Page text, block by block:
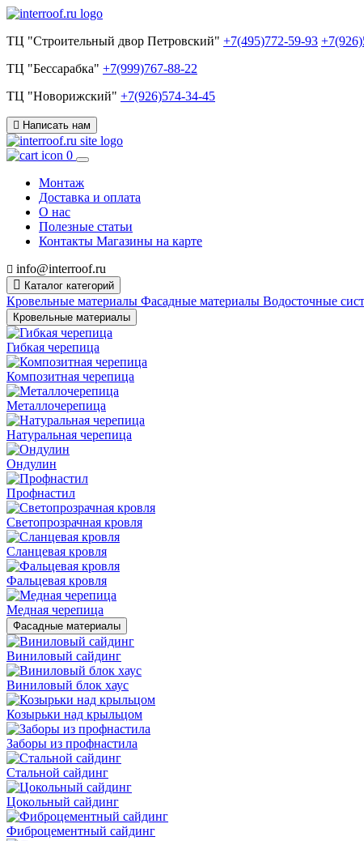
ТЦ "Строительный двор Петровский" +7(495)772-59-93
ТЦ "Бессарабка" +7(999)767-88-22
ТЦ "Новорижский" +7(926)574-34-45
Написать нам
0
Монтаж
Доставка и оплата
О нас
Полезные статьи
Контакты Магазины на карте
info@interroof.ru
Каталог категорий
Кровельные материалы Фасадные материалы Водосточные
Кровельные материалы
Гибкая черепица
Композитная черепица
Металлочерепица
Натуральная черепица
Ондулин
Профнастил
Светопрозрачная кровля
Сланцевая кровля
Фальцевая кровля
Медная черепица
Фасадные материалы
Виниловый сайдинг
Виниловый блок хаус
Козырьки над крыльцом
Заборы из профнастила
Стальной сайдинг
Цокольный сайдинг
Фиброцементный сайдинг